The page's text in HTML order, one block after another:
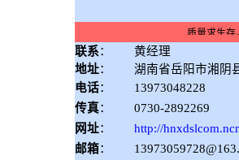
质量求生存
联系：
黄经理
地址：
湖南省岳阳市湘阴
电话：
13973048228
传真：
0730-2892269
网址：
http://
邮箱：